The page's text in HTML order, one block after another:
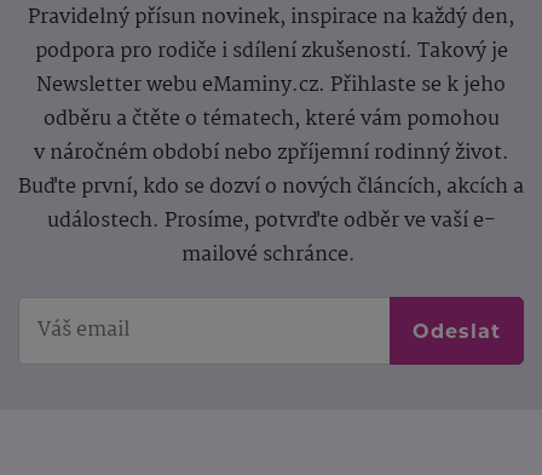
Pravidelný přísun novinek, inspirace na každý den,
podpora pro rodiče i sdílení zkušeností. Takový je
Newsletter webu eMaminy.cz. Přihlaste se k jeho
odběru a čtěte o tématech, které vám pomohou
v náročném období nebo zpříjemní rodinný život.
Buďte první, kdo se dozví o nových článcích, akcích a
událostech. Prosíme, potvrďte odběr ve vaší e-
mailové schránce.
Odeslat